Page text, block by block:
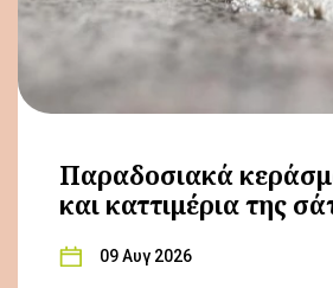
Παραδοσιακά
και καττιμέρια της
09 Αυγ 2026